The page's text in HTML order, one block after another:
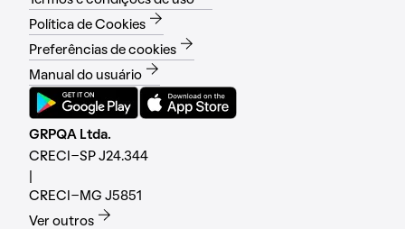
Política de Cookies
Preferências de cookies
Manual do usuário
GRPQA Ltda.
CRECI-SP J24.344
CRECI-MG J5851
Ver outros